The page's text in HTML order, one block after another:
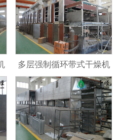
多层强制循环带式干燥机